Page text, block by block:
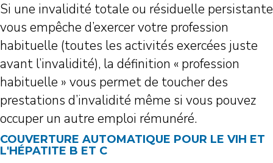
Si une invalidité totale ou résiduelle persistante
vous empêche d’exercer votre profession
habituelle (toutes les activités exercées juste
avant l’invalidité), la définition « profession
habituelle » vous permet de toucher des
prestations d’invalidité même si vous pouvez
occuper un autre emploi rémunéré.
COUVERTURE AUTOMATIQUE POUR LE VIH ET
L'HÉPATITE B ET C